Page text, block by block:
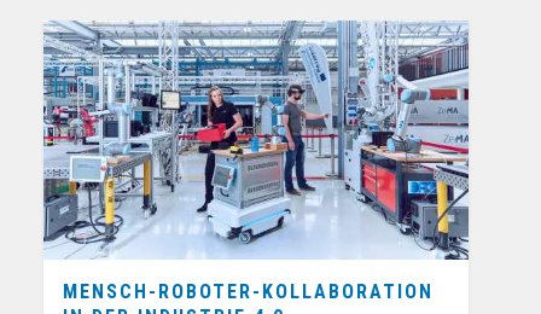
MENSCH-ROBOTER-KOLLABORATION